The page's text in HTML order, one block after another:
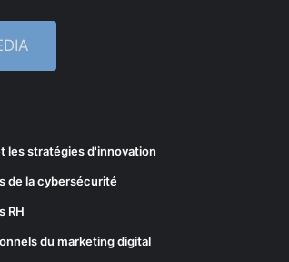
les stratégies d'innovation
de la cybersécurité
RH
du marketing digital